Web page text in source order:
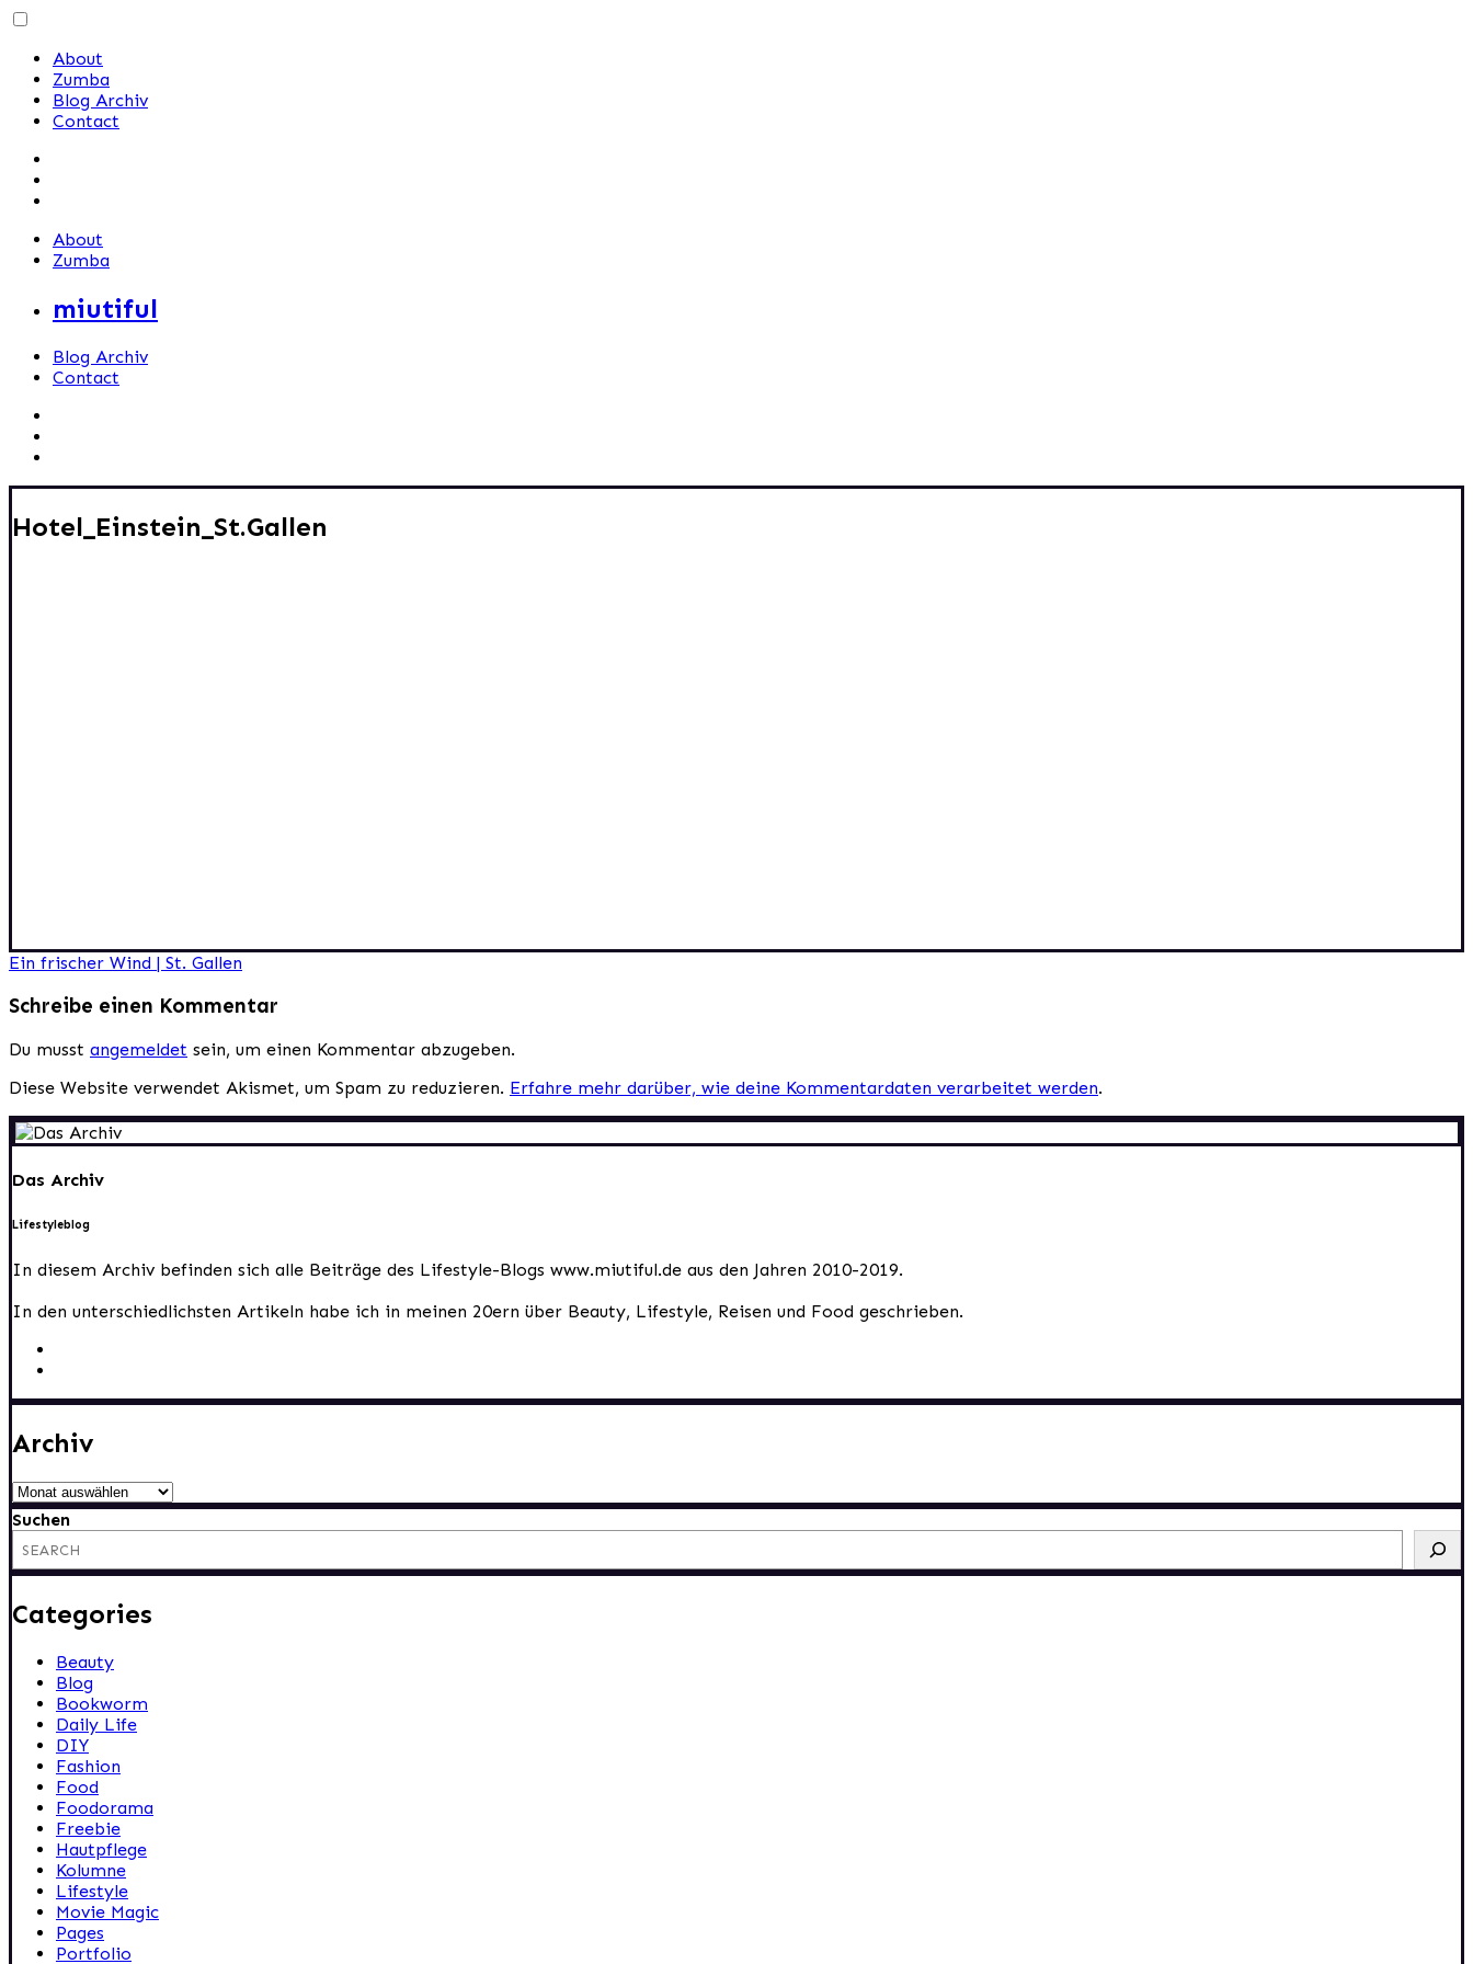
Skip
contentAbout
Zumba
Blog Archiv
Contact
About
Zumba
miutiful
Blog Archiv
Contact
Hotel_Einstein_St.Gallen
Beitragsnavigation
Ein frischer Wind | St. Gallen
Schreibe einen Kommentar
Du musst angemeldet sein, um einen Kommentar abzugeben.
Diese Website verwendet Akismet, um Spam zu reduzieren. Erfahre mehr darüber, wie deine Kommentardaten verarbeitet werden.
Das Archiv
Lifestyleblog
In diesem Archiv befinden sich alle Beiträge des Lifestyle-Blogs www.miutiful.de aus den Jahren 2010-2019.
In den unterschiedlichsten Artikeln habe ich in meinen 20ern über Beauty, Lifestyle, Reisen und Food geschrieben.
Archiv
Archiv
Suchen
Categories
Beauty
Blog
Bookworm
Daily Life
DIY
Fashion
Food
Foodorama
Freebie
Hautpflege
Kolumne
Lifestyle
Movie Magic
Pages
Portfolio